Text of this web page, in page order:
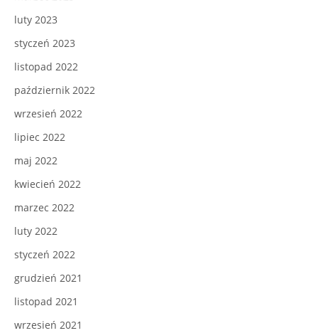
luty 2023
styczeń 2023
listopad 2022
październik 2022
wrzesień 2022
lipiec 2022
maj 2022
kwiecień 2022
marzec 2022
luty 2022
styczeń 2022
grudzień 2021
listopad 2021
wrzesień 2021